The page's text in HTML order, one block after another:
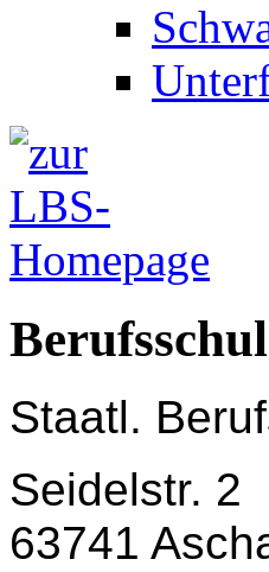
Staatl.
Seidelstr. 2
63741